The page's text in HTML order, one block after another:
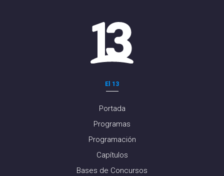
El 13
Portada
Programas
Programación
Capítulos
Bases de Concursos